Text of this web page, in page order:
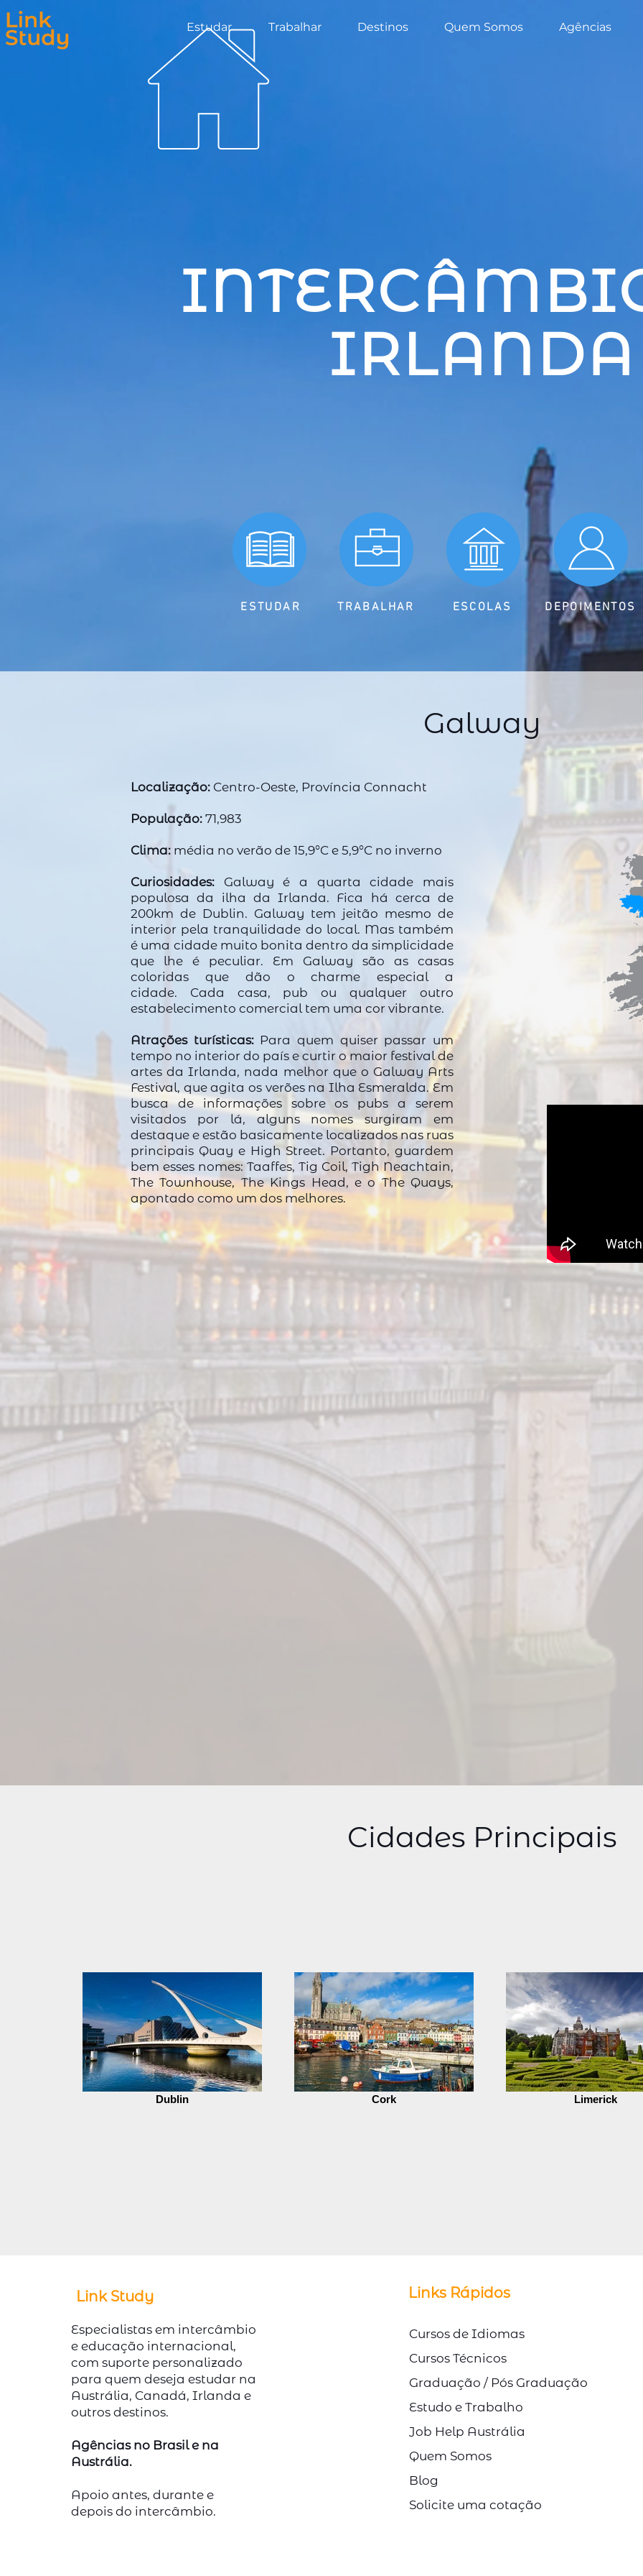
Estudar Trabalhar Destinos Quem Somos Agências
IRLANDA
ESTUDAR TRABALHAR ESCOLAS DEPOIMENTOS
Galway
Localização: Centro-Oeste, Província Connacht
População: 71,983
Clima: média no verão de 15,9°C e 5,9°C no inverno
Curiosidades: Galway é a quarta cidade mais
populosa da ilha da Irlanda. Fica há cerca de
200km de Dublin. Galway tem jeitão mesmo de
interior pela tranquilidade do local. Mas também
é uma cidade muito bonita dentro da simplicidade
que lhe é peculiar. Em Galway são as casas
coloridas que dão o charme especial a
cidade. Cada casa, pub ou qualquer outro
estabelecimento comercial tem uma cor vibrante.
Atrações turísticas:Para quem quiser passar um
tempo no interior do país e curtir o maior festival de
artes da Irlanda, nada melhor que o Galway Arts
Festival, que agita os verões na Ilha Esmeralda. Em
busca de informações sobre os pubs a serem
visitados por lá, alguns nomes surgiram em
destaque e estão basicamente localizados nas ruas
principais Quay e High Street. Portanto, guardem
bem esses nomes: Taaffes, Tig Coil, Tigh Neachtain,
The Townhouse, The Kings Head, e o The Quays,
apontado como um dos melhores.
Cidades Principais
Dublin Cork Limerick
© Direitos Autorais Link Study
Link Study
Especialistas em intercâmbio
e educação internacional,
com suporte personalizado
para quem deseja estudar na
Austrália, Canadá, Irlanda e
outros destinos.
Agências no Brasil e na
Austrália.
Apoio antes, durante e
depois do intercâmbio.
Links Rápidos
Cursos de Idiomas
Cursos Técnicos
Graduação / Pós Graduação
Estudo e Trabalho
Job Help Austrália
Quem Somos
Blog
Solicite uma cotação